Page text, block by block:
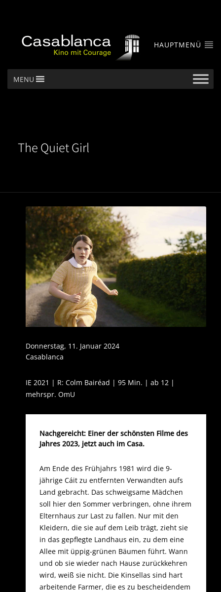
HAUPTMENÜ
MENU
The Quiet Girl
Nachgereicht: Einer der schönsten Filme des
Jahres 2023, jetzt auch im Casa.
Am Ende des Frühjahrs 1981 wird die 9-
jährige Cáit zu entfernten Verwandten aufs
Land gebracht. Das schweigsame Mädchen
soll hier den Sommer verbringen, ohne ihrem
Elternhaus zur Last zu fallen. Nur mit den
Kleidern, die sie auf dem Leib trägt, zieht sie
in das gepflegte Landhaus ein, zu dem eine
Allee mit üppig-grünen Bäumen führt. Wann
und ob sie wieder nach Hause zurückkehren
wird, weiß sie nicht. Die Kinsellas sind hart
arbeitende Farmer, die es zu bescheidendem
Donnerstag, 11. Januar 2024
Casablanca
IE 2021 | R: Colm Bairéad | 95 Min. | ab 12 |
mehrspr. OmU